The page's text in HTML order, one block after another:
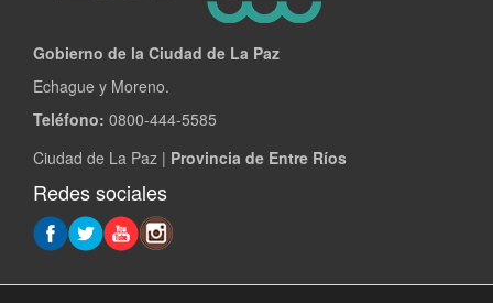
Gobierno de la Ciudad de La Paz
Echague y Moreno.
Teléfono: 0800-444-5585
Ciudad de La Paz | Provincia de Entre Ríos
Redes sociales